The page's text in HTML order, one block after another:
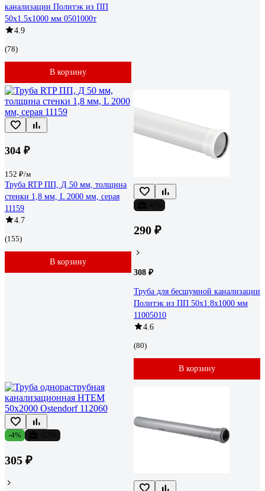
канализации Политэк из ПП
50х1.5х1000 мм 0501000т
4.9
(78)
В корзину
304 ₽
152 ₽/м
Труба RTP ПП, Д 50 мм, толщина
стенки 1,8 мм, L 2000 мм, серая
11159
4.7
(155)
В корзину
290 ₽
308 ₽
Труба для бесшумной канализации
Политэк из ПП 50х1.8х1000 мм
11005010
4.6
(80)
В корзину
-4%
305 ₽